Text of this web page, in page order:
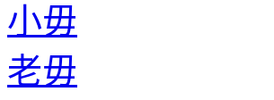
小毋
老毋